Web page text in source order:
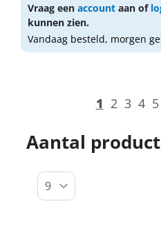
Vraag een account aan of
kunnen zien.
Vandaag besteld, morgen
1 2 3 4 5
Aantal